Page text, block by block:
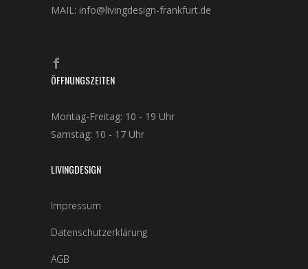
MAIL: info@livingdesign-frankfurt.de
ÖFFNUNGSZEITEN
Montag-Freitag: 10 - 19 Uhr
Samstag: 10 - 17 Uhr
LIVINGDESIGN
Impressum
Datenschutzerklärung
AGB